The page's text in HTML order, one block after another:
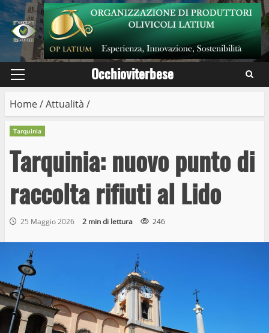
Skip
to
content
Primary
Occhioviterbese
Home/Attualità /
Tarquinia
Tarquinia: nuovo punto di
raccolta rifiuti al Lido
25 Maggio 2026 2 min di lettura 246